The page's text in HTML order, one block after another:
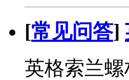
[常见问答]
英格索兰